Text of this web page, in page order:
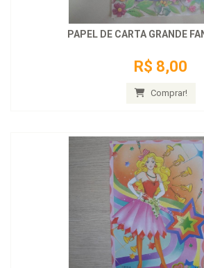
PAPEL DE CARTA GRANDE
R$ 8,00
Comprar!